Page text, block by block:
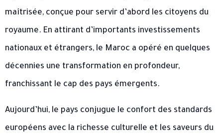
maîtrisée, conçue pour servir d’abord les citoyens du
royaume. En attirant d’importants investissements
nationaux et étrangers, le Maroc a opéré en quelques
décennies une transformation en profondeur,
franchissant le cap des pays émergents.
Aujourd’hui, le pays conjugue le confort des standards
européens avec la richesse culturelle et les saveurs du